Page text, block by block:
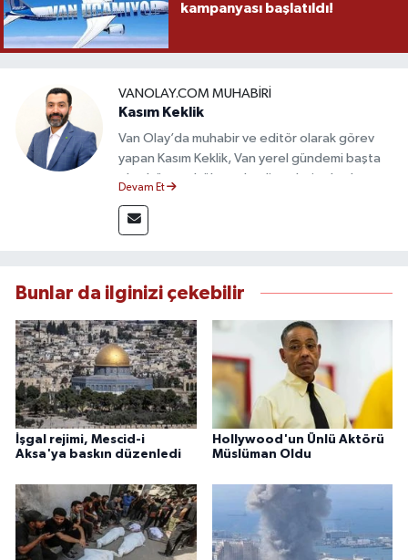
kampanyası başlatıldı!
VANOLAY.COM MUHABIRI
Kasım Keklik
Van Olay’da muhabir ve editör olarak görev
yapan Kasım Keklik, Van yerel gündemi başta
olmak üzere bölgesel gelişmeleri sahadan
deneyimiyle hızlı ve doğru haber üretimine
odaklanan Keklik, tarafsızlık ve etik gazetecilik
Devam Et
Bunlar da ilginizi çekebilir
İşgal rejimi, Mescid-i
Aksa'ya baskın düzenledi
Hollywood'un Ünlü Aktörü
Müslüman Oldu